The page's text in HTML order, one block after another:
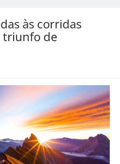
às corridas
triunfo de